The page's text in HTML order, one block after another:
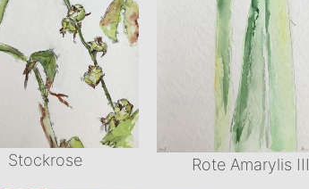
Stockrose Rote Amarylis III